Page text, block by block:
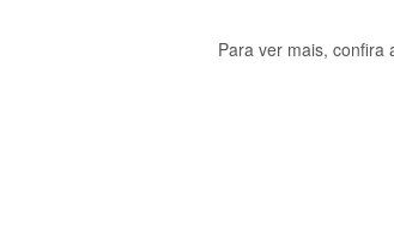
Para ver mais, confira